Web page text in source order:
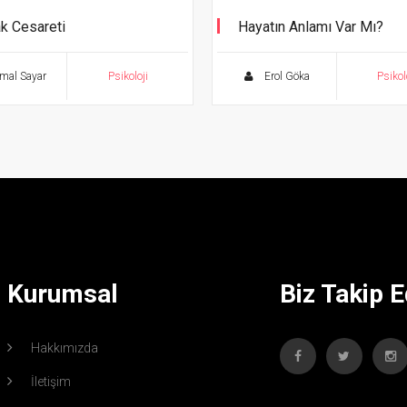
Cesareti
Yeni Basım
Sayar Psikoloji
Hayatın Anlamı Var Mı?
Erol Göka
Kurumsal
Hakkımızda
İletişim
Biz Takip